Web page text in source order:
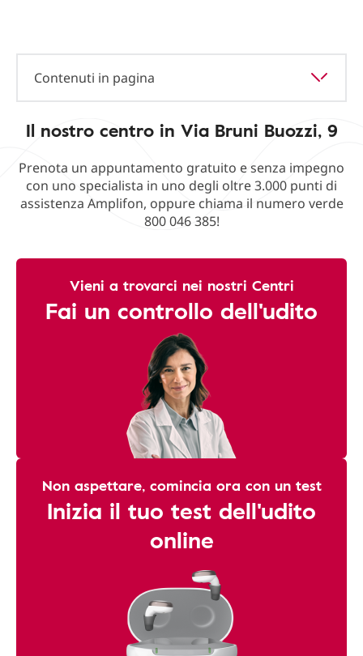
Contenuti in pagina
Il nostro centro in Via Bruni Buozzi, 9
Prenota un appuntamento gratuito e senza impegno
con uno specialista in uno degli oltre 3.000 punti di
assistenza Amplifon, oppure chiama il numero verde
800 046 385!
Vieni a trovarci nei nostri Centri
Fai un controllo dell'udito
Non aspettare, comincia ora con un test
Inizia il tuo test dell'udito
online